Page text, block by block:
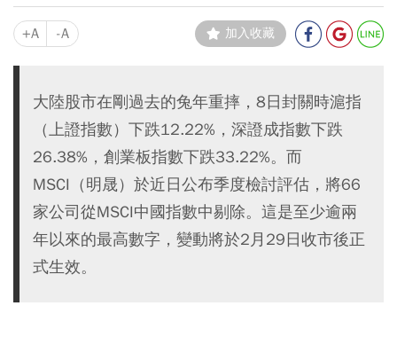
+A -A 加入收藏
大陸股市在剛過去的兔年重摔，8日封關時滬指
（上證指數）下跌12.22%，深證成指數下跌
26.38%，創業板指數下跌33.22%。而
MSCI（明晟）於近日公布季度檢討評估，將66
家公司從MSCI中國指數中剔除。這是至少逾兩
年以來的最高數字，變動將於2月29日收市後正
式生效。